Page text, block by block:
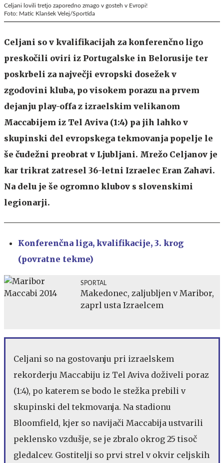
Celjani lovili tretjo zaporedno zmago v gosteh v Evropi!
Foto: Matic Klanšek Velej/Sportida
Celjani so v kvalifikacijah za konferenčno ligo
preskočili oviri iz Portugalske in Belorusije ter
poskrbeli za največji evropski dosežek v
zgodovini kluba, po visokem porazu na prvem
dejanju play-offa z izraelskim velikanom
Maccabijem iz Tel Aviva (1:4) pa jih lahko v
skupinski del evropskega tekmovanja popelje le
še čudežni preobrat v Ljubljani. Mrežo Celjanov je
kar trikrat zatresel 36-letni Izraelec Eran Zahavi.
Na delu je še ogromno klubov s slovenskimi
legionarji.
Konferenčna liga, kvalifikacije, 3. krog
(povratne tekme)
SPORTAL
Makedonec, zaljubljen v Maribor,
zaprl usta Izraelcem
Celjani so na gostovanju pri izraelskem
rekorderju Maccabiju iz Tel Aviva doživeli poraz
(1:4), po katerem se bodo le stežka prebili v
skupinski del tekmovanja. Na stadionu
Bloomfield, kjer so navijači Maccabija ustvarili
peklensko vzdušje, se je zbralo okrog 25 tisoč
gledalcev. Gostitelji so prvi strel v okvir celjskih